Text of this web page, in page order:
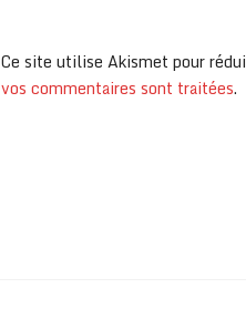
Ce site utilise Akismet pour
vos commentaires sont traitées.